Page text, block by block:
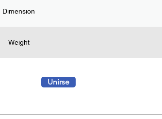
Dimension
Weight
Unirse